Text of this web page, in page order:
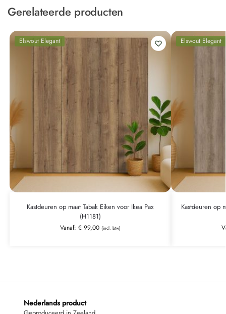
Gerelateerde producten
Elswout Elegant
Kastdeuren op maat Tabak Eiken voor Ikea Pax
(H1181)
Vanaf: €99,00 (incl. btw)
Elswout Elegant
Kastdeuren op
Nederlands product